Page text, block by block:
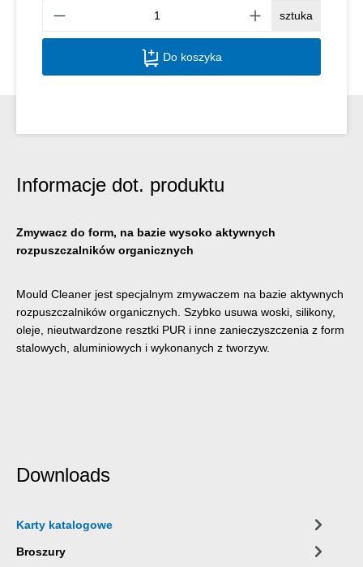
sztuka
Do koszyka
Informacje dot. produktu
Zmywacz do form, na bazie wysoko aktywnych
rozpuszczalników organicznych
Mould Cleaner jest specjalnym zmywaczem na bazie aktywnych
rozpuszczalników organicznych. Szybko usuwa woski, silikony,
oleje, nieutwardzone resztki PUR i inne zanieczyszczenia z form
stalowych, aluminiowych i wykonanych z tworzyw.
Downloads
Karty katalogowe
Broszury